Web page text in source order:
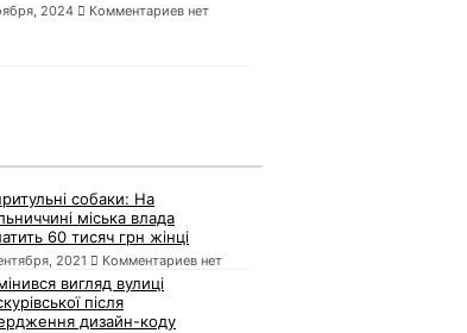
2024 Комментариев нет
собаки: На
міська влада
60 тисяч грн жінці
2021 Комментариев нет
вигляд вулиці
після
дизайн-коду